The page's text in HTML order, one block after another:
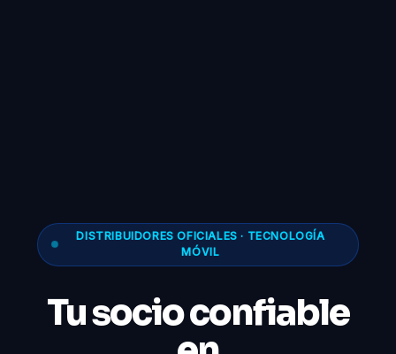
DISTRIBUIDORES OFICIALES · TECNOLOGÍA
MÓVIL
Tu socio confiable